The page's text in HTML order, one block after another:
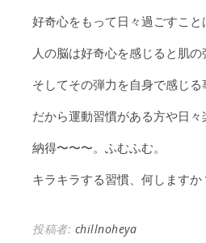
好奇心をもって日々過ごすこと
人の脳は好奇心を感じると肌
そしてその弾力を自身で感じ
だから運動習慣がある方や日
納得〜〜〜。ふむふむ。
キラキラする習慣、何しますか
投稿者: chillnoheya